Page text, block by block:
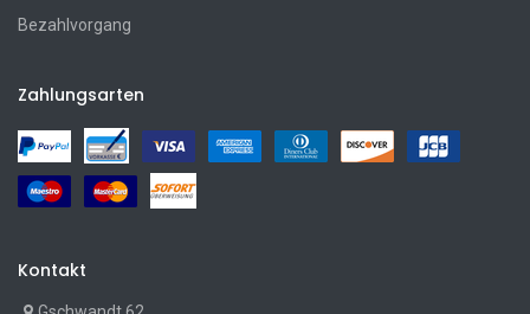
Bezahlvorgang
Zahlungsarten
Kontakt